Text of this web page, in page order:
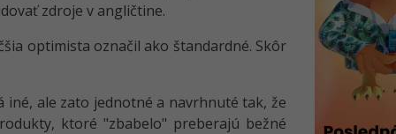
zdroje v angličtine.
optimista označil ako štandardné. Skôr
iné, ale zato jednotné a navrhnuté tak, že
ktoré "zbabelo" preberajú bežné